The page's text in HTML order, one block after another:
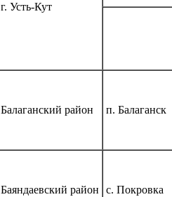
г. Усть-Кут
Балаганский район п. Балаганск
Баяндаевский район с. Покровка